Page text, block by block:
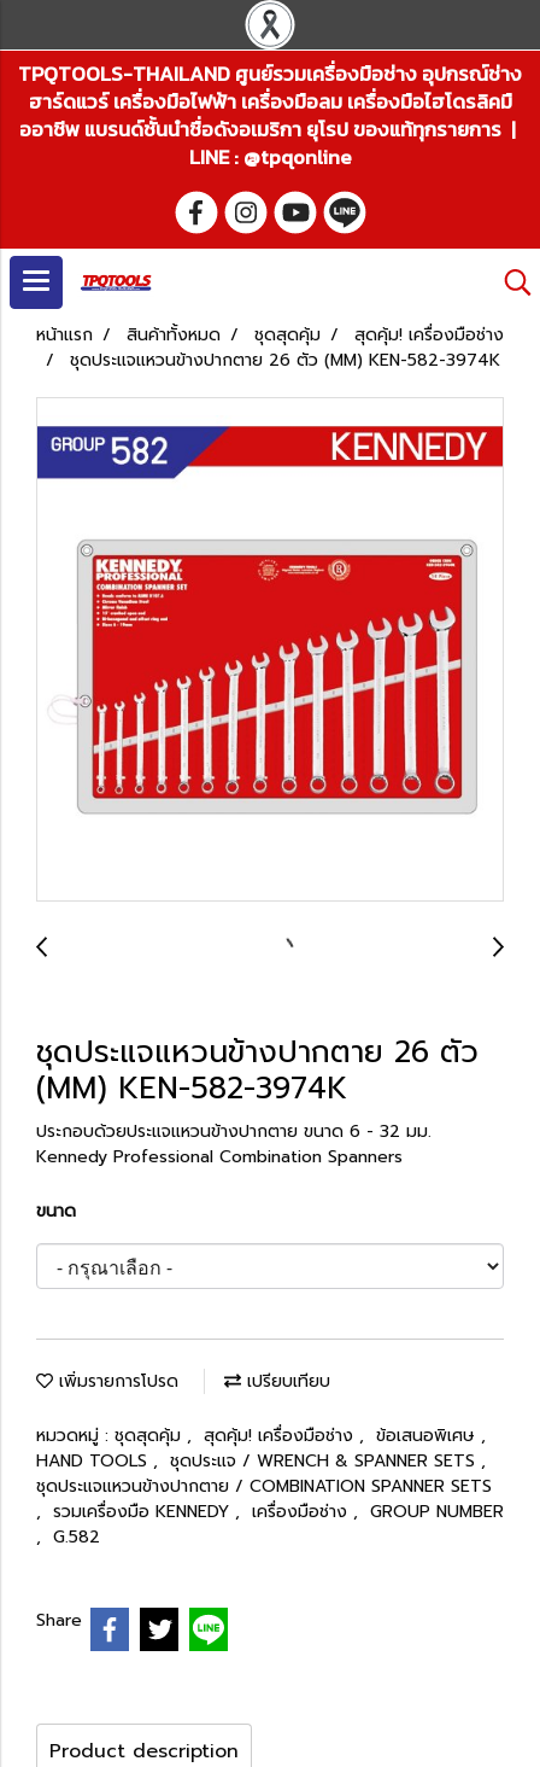
TPQTOOLS-THAILAND ศูนย์รวมเครื่องมือช่าง อุปกรณ์ช่าง
ฮาร์ดแวร์ เครื่องมือไฟฟ้า เครื่องมือลม เครื่องมือไฮโดรลิคมื
ออาชีพ แบรนด์ชั้นนำชื่อดังอเมริกา ยุโรป ของแท้ทุกรายการ |
LINE : @tpqonline
หน้าแรก สินค้าทั้งหมด ชุดสุดคุ้ม
สุดคุ้ม! เครื่องมือช่าง
ชุดประแจแหวนข้างปากตาย 26 ตัว (MM) KEN-582-3974K
ชุดประแจแหวนข้างปากตาย 26 ตัว
(MM) KEN-582-3974K
ประกอบด้วยประแจแหวนข้างปากตาย ขนาด 6 - 32 มม.
Kennedy Professional Combination Spanners
ขนาด
เพิ่มรายการโปรด เปรียบเทียบ
หมวดหมู่ : ชุดสุดคุ้ม , สุดคุ้ม! เครื่องมือช่าง , ข้อเสนอพิเศษ ,
HAND TOOLS , ชุดประแจ / WRENCH & SPANNER SETS ,
ชุดประแจแหวนข้างปากตาย / COMBINATION SPANNER SETS
, รวมเครื่องมือ KENNEDY , เครื่องมือช่าง , GROUP NUMBER
, G.582
Share
Product description